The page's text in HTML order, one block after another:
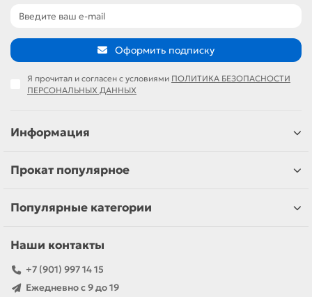
Оформить подписку
Я прочитал и согласен с условиями ПОЛИТИКА БЕЗОПАСНОСТИ
ПЕРСОНАЛЬНЫХ ДАННЫХ
Информация
Прокат популярное
Популярные категории
Наши контакты
+7 (901) 997 14 15
Ежедневно с 9 до 19